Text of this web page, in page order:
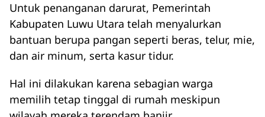
Untuk penanganan darurat, Pemerintah
Kabupaten Luwu Utara telah menyalurkan
bantuan berupa pangan seperti beras, telur, mie,
dan air minum, serta kasur tidur.
Hal ini dilakukan karena sebagian warga
memilih tetap tinggal di rumah meskipun